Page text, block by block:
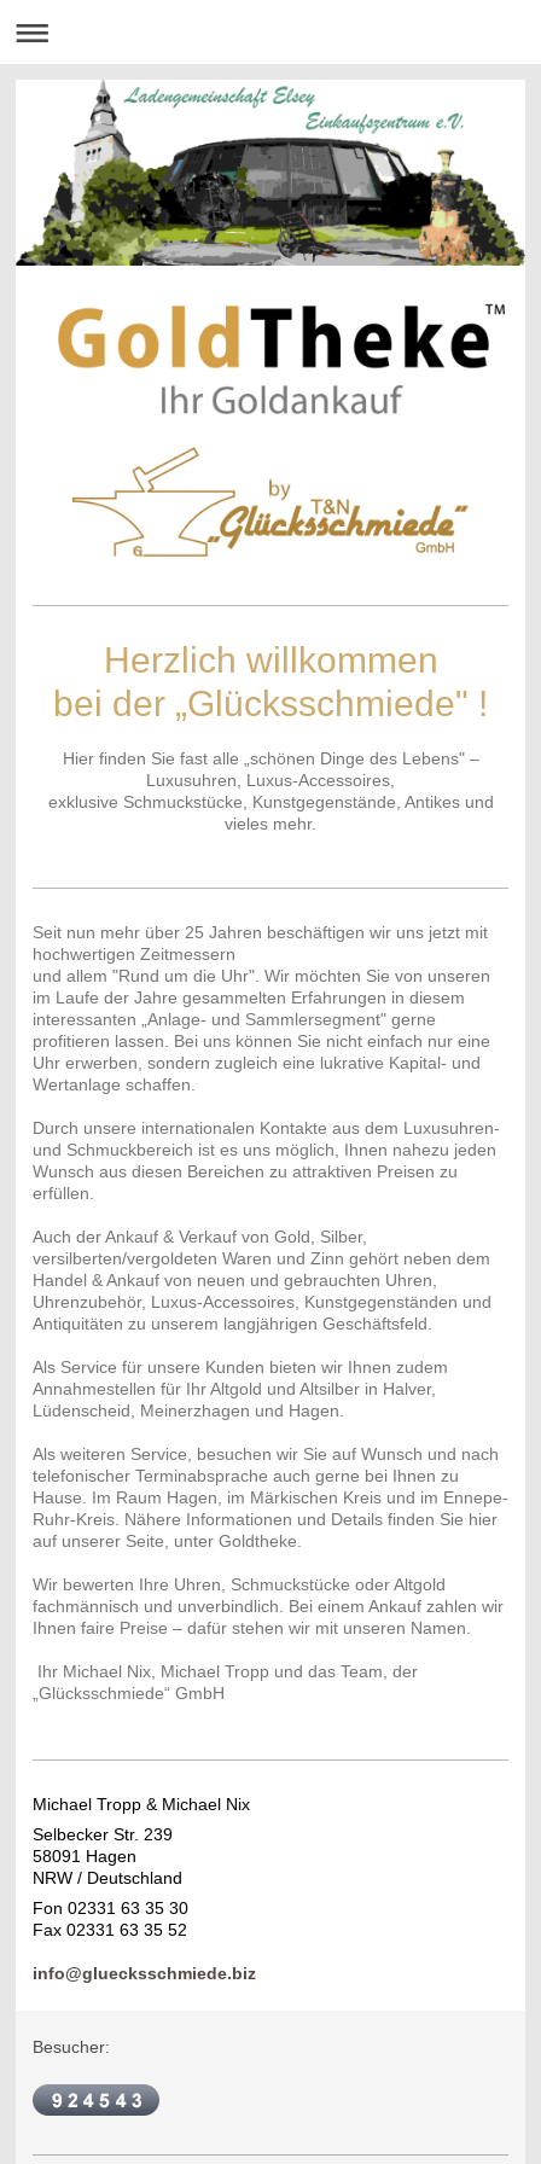
Herzlich willkommen
bei der „Glücksschmiede" !
Hier finden Sie fast alle „schönen Dinge des Lebens" –
Luxusuhren, Luxus-Accessoires,
exklusive Schmuckstücke, Kunstgegenstände, Antikes und
vieles mehr.
Seit nun mehr über 25 Jahren beschäftigen wir uns jetzt mit
hochwertigen Zeitmessern
und allem "Rund um die Uhr". Wir möchten Sie von unseren
im Laufe der Jahre gesammelten Erfahrungen in diesem
interessanten „Anlage- und Sammlersegment" gerne
profitieren lassen. Bei uns können Sie nicht einfach nur eine
Uhr erwerben, sondern zugleich eine lukrative Kapital- und
Wertanlage schaffen.
Durch unsere internationalen Kontakte aus dem Luxusuhren-
und Schmuckbereich ist es uns möglich, Ihnen nahezu jeden
Wunsch aus diesen Bereichen zu attraktiven Preisen zu
erfüllen.
Auch der Ankauf & Verkauf von Gold, Silber,
versilberten/vergoldeten Waren und Zinn gehört neben dem
Handel & Ankauf von neuen und gebrauchten Uhren,
Uhrenzubehör, Luxus-Accessoires, Kunstgegenständen und
Antiquitäten zu unserem langjährigen Geschäftsfeld.
Als Service für unsere Kunden bieten wir Ihnen zudem
Annahmestellen für Ihr Altgold und Altsilber in Halver,
Lüdenscheid, Meinerzhagen und Hagen.
Als weiteren Service, besuchen wir Sie auf Wunsch und nach
telefonischer Terminabsprache auch gerne bei Ihnen zu
Hause. Im Raum Hagen, im Märkischen Kreis und im Ennepe-
Ruhr-Kreis. Nähere Informationen und Details finden Sie hier
auf unserer Seite, unter Goldtheke.
Wir bewerten Ihre Uhren, Schmuckstücke oder Altgold
fachmännisch und unverbindlich. Bei einem Ankauf zahlen wir
Ihnen faire Preise – dafür stehen wir mit unseren Namen.
Ihr Michael Nix, Michael Tropp und das Team, der
„Glücksschmiede“ GmbH
Michael Tropp & Michael Nix
Selbecker Str. 239
58091 Hagen
NRW / Deutschland
Fon 02331 63 35 30
Fax 02331 63 35 52
info@gluecksschmiede.biz
Besucher: